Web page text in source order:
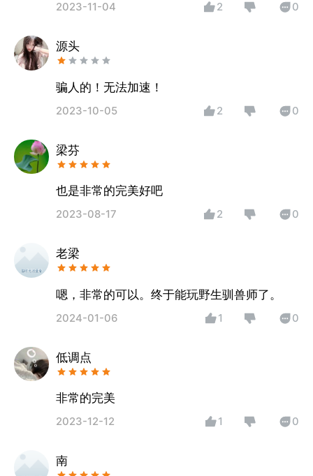
2023-11-04 2 0
源头
骗人的！无法加速！
2023-10-05 2 0
梁芬
也是非常的完美好吧
2023-08-17 2 0
老梁
嗯，非常的可以。终于能玩野生驯兽师了。
2024-01-06 1 0
低调点
非常的完美
2023-12-12 1 0
南